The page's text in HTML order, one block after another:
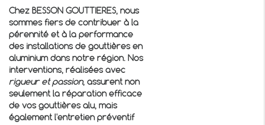
Chez BESSON GOUTTIERES, nous
sommes fiers de contribuer à la
pérennité et à la performance
des installations de gouttières en
aluminium dans notre région. Nos
interventions, réalisées avec
rigueur et passion, assurent non
seulement la réparation efficace
de vos gouttières alu, mais
également l'entretien préventif